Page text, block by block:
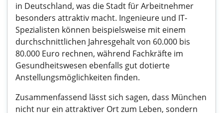
in Deutschland, was die Stadt für Arbeitnehmer
besonders attraktiv macht. Ingenieure und IT-
Spezialisten können beispielsweise mit einem
durchschnittlichen Jahresgehalt von 60.000 bis
80.000 Euro rechnen, während Fachkräfte im
Gesundheitswesen ebenfalls gut dotierte
Anstellungsmöglichkeiten finden.
Zusammenfassend lässt sich sagen, dass München
nicht nur ein attraktiver Ort zum Leben, sondern